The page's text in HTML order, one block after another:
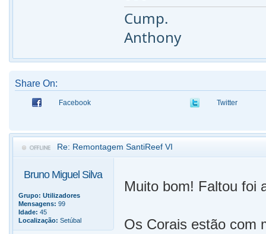
Cump.
Anthony
Share On:
Facebook Twitter
Re: Remontagem SantiReef VI
Bruno Miguel Silva
Grupo: Utilizadores
Mensagens: 99
Idade: 45
Localização: Setúbal
Muito bom! Faltou foi
Os Corais estão com